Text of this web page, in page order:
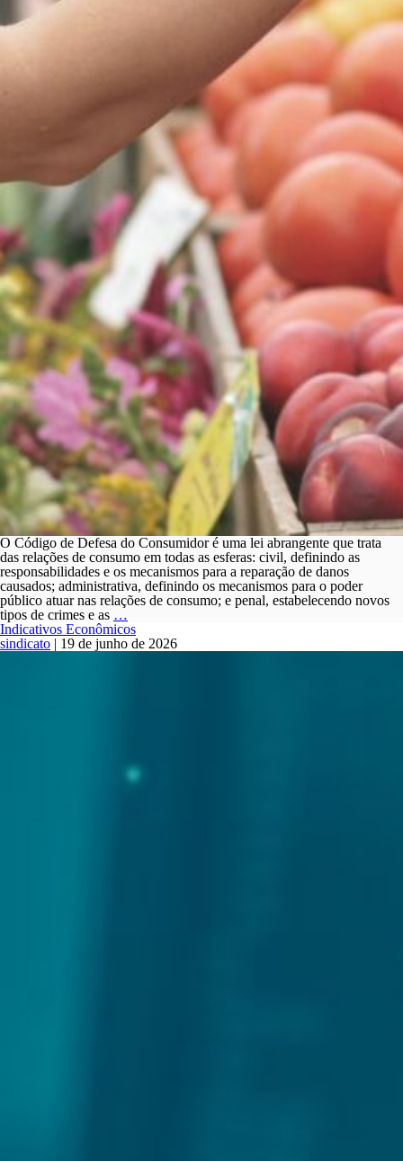
O Código de Defesa do Consumidor é uma lei abrangente que trata
das relações de consumo em todas as esferas: civil, definindo as
responsabilidades e os mecanismos para a reparação de danos
causados; administrativa, definindo os mecanismos para o poder
público atuar nas relações de consumo; e penal, estabelecendo novos
tipos de crimes e as …
de
Defesa
Indicativos Econômicos
sindicato | 19 de junho de 2026